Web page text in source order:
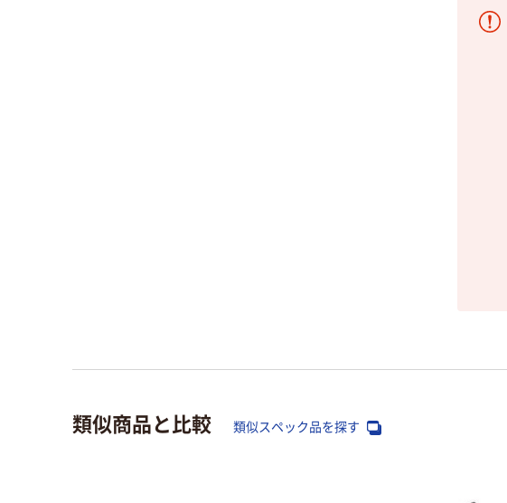
類似商品と比較 類似スペック品を探す